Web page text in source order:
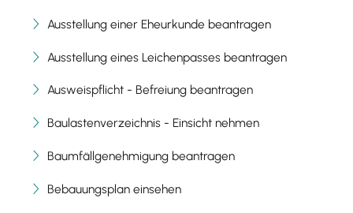
Ausstellung einer Eheurkunde beantragen
Ausstellung eines Leichenpasses beantragen
Ausweispflicht - Befreiung beantragen
Baulastenverzeichnis - Einsicht nehmen
Baumfällgenehmigung beantragen
Bebauungsplan einsehen